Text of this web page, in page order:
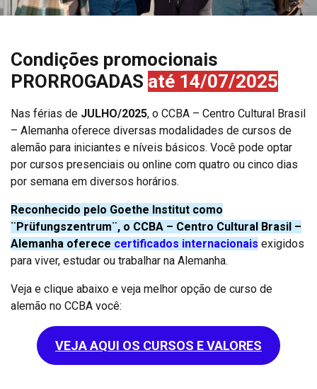
Condições promocionais
PRORROGADAS até 14/07/2025
Nas férias de JULHO/2025, o CCBA – Centro Cultural Brasil
– Alemanha oferece diversas modalidades de cursos de
alemão para iniciantes e níveis básicos. Você pode optar
por cursos presenciais ou online com quatro ou cinco dias
por semana em diversos horários.
Reconhecido pelo Goethe Institut como
¨Prüfungszentrum¨, o CCBA – Centro Cultural Brasil –
Alemanha oferece certificados internacionais exigidos
para viver, estudar ou trabalhar na Alemanha.
Veja e clique abaixo e veja melhor opção de curso de
alemão no CCBA você:
VEJA AQUI OS CURSOS E VALORES